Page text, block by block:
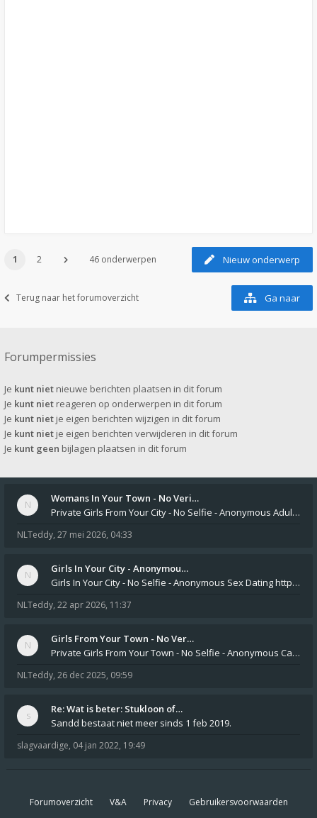
Nieuw onderwerp
1 2 46 onderwerpen
Terug naar het forumoverzicht Ga naar
Forumpermissies
Je kunt niet nieuwe berichten plaatsen in dit forum
Je kunt niet reageren op onderwerpen in dit forum
Je kunt niet je eigen berichten wijzigen in dit forum
Je kunt niet je eigen berichten verwijderen in dit forum
Je kunt geen bijlagen plaatsen in dit forum
Womans In Your Town - No Veri…
Private Girls From Your City - No Selfie - Anonymous Adult Dating https://privatedates.live Private Girls In Your
NLTeddy, 27 mei 2026, 04:33
Girls In Your City - Anonymou…
Girls In Your City - No Selfie - Anonymous Sex Dating https://SecretPrivat.com Womens In Your Town - Anonymous S
NLTeddy, 22 apr 2026, 11:37
Girls From Your Town - No Ver…
Private Girls From Your Town - No Selfie - Anonymous Casual Dating https://PrivateLadyEscorts.com Private Lady In
NLTeddy, 26 dec 2025, 09:59
Re: Wat is beter: Stukloon of…
Sandd bestaat niet meer sinds 1 feb 2019.
slagvaardige, 04 jan 2022, 19:49
Forumoverzicht V&A Privacy Gebruikersvoorwaarden